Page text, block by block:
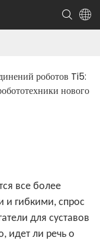
роботов Ti5:
нового
все более
и гибкими, спрос
для суставов
идет ли речь о